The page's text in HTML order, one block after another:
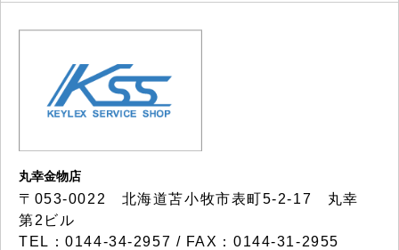
丸幸金物店
〒053-0022 北海道苫小牧市表町5-2-17 丸幸
第2ビル
TEL：0144-34-2957 / FAX：0144-31-2955